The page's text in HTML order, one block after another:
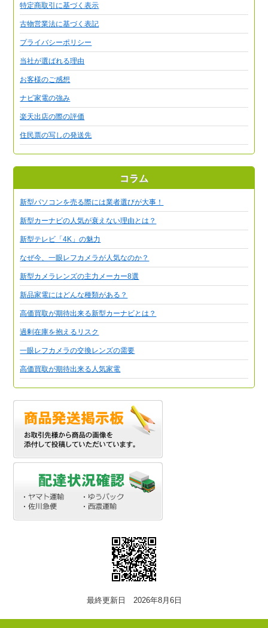
特定商取引に基づく表示
古物営業法に基づく表記
プライバシーポリシー
当社が選ばれる理由
お客様のご感想
ナビ家電の強み
楽天出店の際の評価
住民票の写しの発送先
コラム
新型パソコンを売る際には業者選びが大事！
新型カーナビの人気が衰えない理由とは？
新型テレビ「4K」の魅力
なぜ今、一眼レフカメラが人気なのか？
新型カメラレンズの主力メーカー8選
新品家電にはどんな種類がある？
高価買取が期待出来る新型カーナビとは？
過剰在庫を抱えるリスク
一眼レフカメラの交換レンズの需要
高価買取が期待出来る人気家電
最終更新日 2026年8月6日